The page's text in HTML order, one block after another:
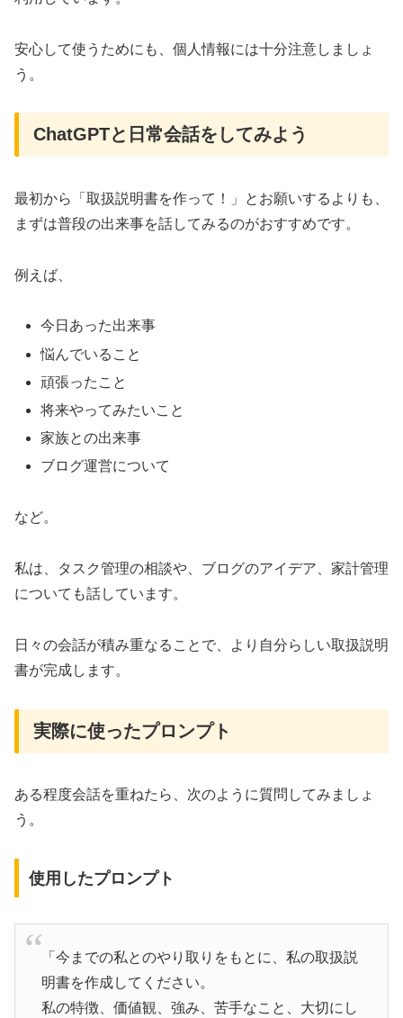
安心して使うためにも、個人情報には十分注意しましょ
う。
ChatGPTと日常会話をしてみよう
最初から「取扱説明書を作って！」とお願いするよりも、
まずは普段の出来事を話してみるのがおすすめです。
例えば、
今日あった出来事
悩んでいること
頑張ったこと
将来やってみたいこと
家族との出来事
ブログ運営について
など。
私は、タスク管理の相談や、ブログのアイデア、家計管理
についても話しています。
日々の会話が積み重なることで、より自分らしい取扱説明
書が完成します。
実際に使ったプロンプト
ある程度会話を重ねたら、次のように質問してみましょ
う。
使用したプロンプト
「今までの私とのやり取りをもとに、私の取扱説
明書を作成してください。
私の特徴、価値観、強み、苦手なこと、大切にし